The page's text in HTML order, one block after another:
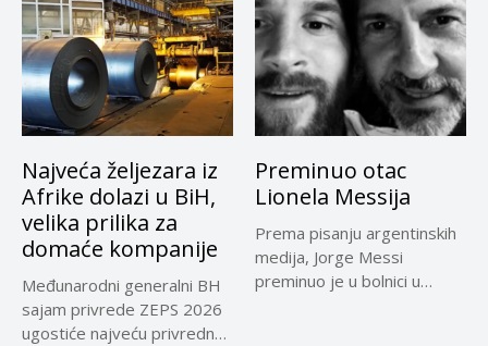
Najveća željezara iz
Afrike dolazi u BiH,
velika prilika za
domaće kompanije
Međunarodni generalni BH
sajam privrede ZEPS 2026
ugostiće najveću privrednu
Preminuo otac
Lionela Messija
Prema pisanju argentinskih
medija, Jorge Messi
preminuo je u bolnici u